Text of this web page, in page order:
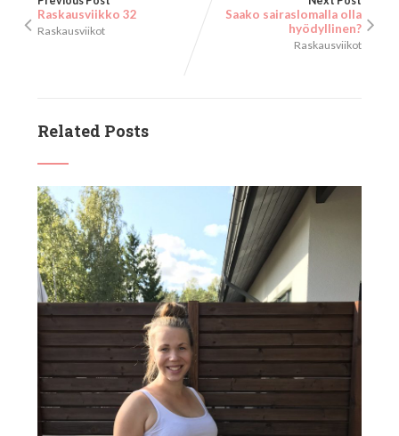
Raskausviikko 32
Raskausviikot
Saako sairaslomalla olla
hyödyllinen?
Raskausviikot
Related Posts